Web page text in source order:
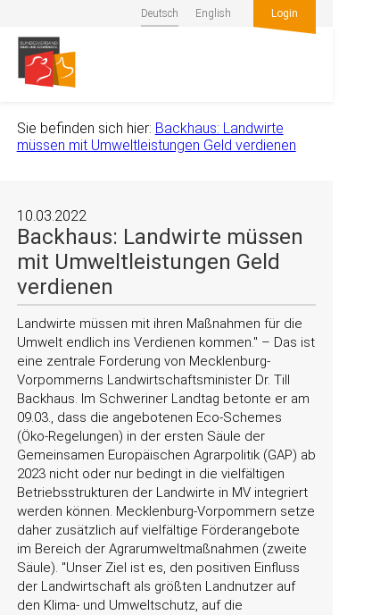
Deutsch English Login
Sie befinden sich hier: Backhaus: Landwirte
müssen mit Umweltleistungen Geld verdienen
10.03.2022
Backhaus: Landwirte müssen
mit Umweltleistungen Geld
verdienen
Landwirte müssen mit ihren Maßnahmen für die
Umwelt endlich ins Verdienen kommen. – Das ist
eine zentrale Forderung von Mecklenburg-
Vorpommerns Landwirtschaftsminister Dr. Till
Backhaus. Im Schweriner Landtag betonte er am
09.03., dass die angebotenen Eco-Schemes
(Öko-Regelungen) in der ersten Säule der
Gemeinsamen Europäischen Agrarpolitik (GAP) ab
2023 nicht oder nur bedingt in die vielfältigen
Betriebsstrukturen der Landwirte in MV integriert
werden können. Mecklenburg-Vorpommern setze
daher zusätzlich auf vielfältige Förderangebote
im Bereich der Agrarumweltmaßnahmen (zweite
Säule).
Unser Ziel ist es, den positiven Einfluss
der Landwirtschaft als größten Landnutzer auf
den Klima- und Umweltschutz, auf die